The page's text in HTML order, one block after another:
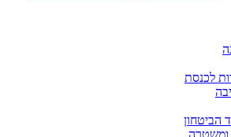
לכנסת
הביטחון
ומשטרה